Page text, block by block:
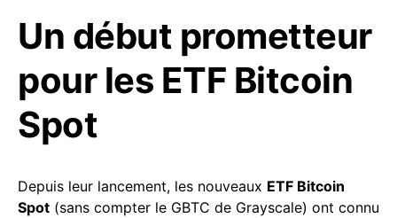
Un début prometteur
pour les ETF Bitcoin
Spot
Depuis leur lancement, les nouveaux ETF Bitcoin
Spot (sans compter le GBTC de Grayscale) ont connu